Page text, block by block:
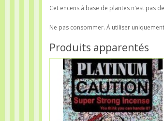
Cet encens à base de plantes n'est pas
Ne pas consommer. À utiliser
Produits apparentés